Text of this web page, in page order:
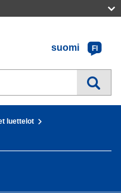
suomi
FI
luettelot